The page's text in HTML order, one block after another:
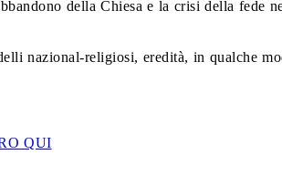
della Chiesa e la crisi della fede
nazional-religiosi, eredità, in qualche
QUI